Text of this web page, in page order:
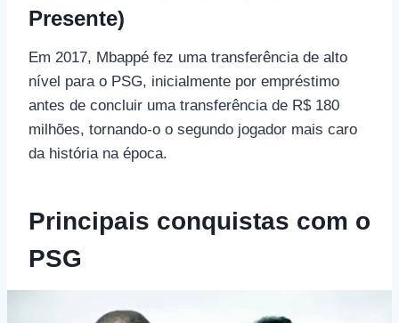
Presente)
Em 2017, Mbappé fez uma transferência de alto
nível para o PSG, inicialmente por empréstimo
antes de concluir uma transferência de R$ 180
milhões, tornando-o o segundo jogador mais caro
da história na época.
Principais conquistas com o
PSG